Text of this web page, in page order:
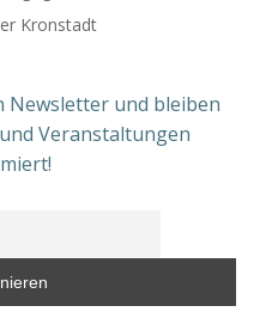
Kronstadt
Newsletter und bleiben
Veranstaltungen